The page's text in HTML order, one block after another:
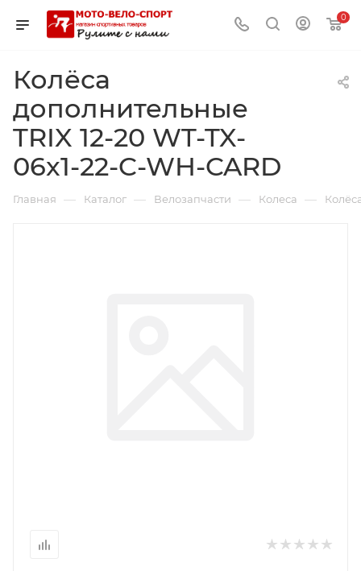
0
Колёса
дополнительные
TRIX 12-20 WT-TX-
06x1-22-C-WH-CARD
Главная — Каталог — Велозапчасти — Колеса —